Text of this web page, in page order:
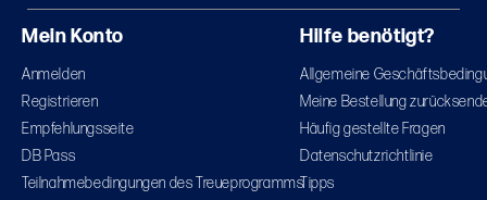
Mein Konto
Anmelden
Registrieren
Empfehlungsseite
DB Pass
Teilnahmebedingungen des Treueprogramms
Hilfe benötigt?
Allgemeine
Meine Bestellung
Häufig gestellte Fragen
Datenschutzrichtlinie
Tipps